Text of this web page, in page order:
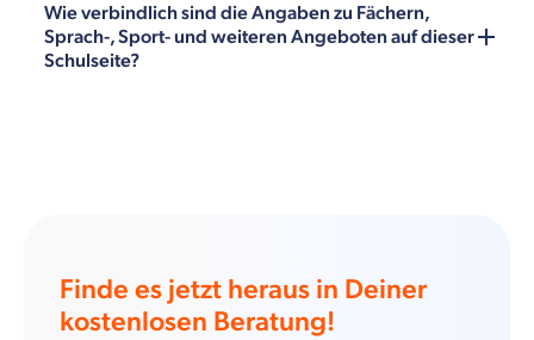
Wie verbindlich sind die Angaben zu Fächern,
Sprach-, Sport- und weiteren Angeboten auf dieser
Schulseite?
Finde es jetzt heraus in Deiner
kostenlosen Beratung!